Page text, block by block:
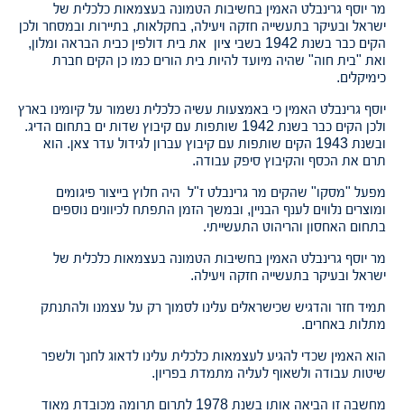
מר יוסף גרינבלט האמין בחשיבות הטמונה בעצמאות כלכלית של
ישראל ובעיקר בתעשייה חזקה ויעילה, בחקלאות, בתיירות ובמסחר ולכן
הקים כבר בשנת 1942 בשבי ציון את בית דולפין כבית הבראה ומלון,
ואת "בית חוה" שהיה מיועד להיות בית הורים כמו כן הקים חברת
כימיקלים.
יוסף גרינבלט האמין כי באמצעות עשיה כלכלית נשמור על קיומינו בארץ
ולכן הקים כבר בשנת 1942 שותפות עם קיבוץ שדות ים בתחום הדיג.
ובשנת 1943 הקים שותפות עם קיבוץ עברון לגידול עדר צאן. הוא
תרם את הכסף והקיבוץ סיפק עבודה.
מפעל "מסקו" שהקים מר גרינבלט ז"ל היה חלוץ בייצור פיגומים
ומוצרים נלווים לענף הבניין, ובמשך הזמן התפתח לכיוונים נוספים
בתחום האחסון והריהוט התעשייתי.
מר יוסף גרינבלט האמין בחשיבות הטמונה בעצמאות כלכלית של
ישראל ובעיקר בתעשייה חזקה ויעילה.
תמיד חזר והדגיש שכישראלים עלינו לסמוך רק על עצמנו ולהתנתק
מתלות באחרים.
הוא האמין שכדי להגיע לעצמאות כלכלית עלינו לדאוג לחנך ולשפר
שיטות עבודה ולשאוף לעליה מתמדת בפריון.
מחשבה זו הביאה אותו בשנת 1978 לתרום תרומה מכובדת מאוד